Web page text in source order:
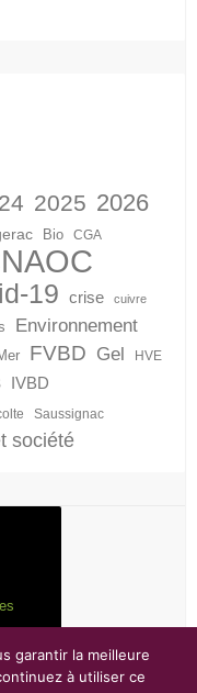
2025 2026
Bio CGA
19 crise cuivre
Environnement
FVBD Gel HVE
IVBD
Saussignac
société
garantir la meilleure
à utiliser ce